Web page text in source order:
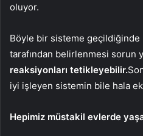
oluyor.
Böyle bir sisteme
tarafından belirlenmesi sorun
reaksiyonları tetikleyebilir.
iyi işleyen sistemin bile hala
Hepimiz müstakil evlerde